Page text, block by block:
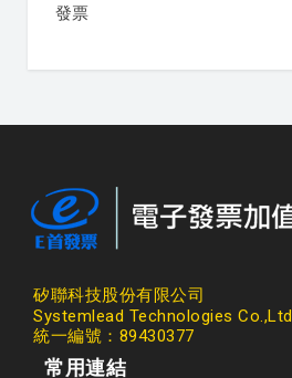
發票
矽聯科技股份有限公司
Systemlead Technologies Co.,Ltd
統一編號：89430377
常用連結